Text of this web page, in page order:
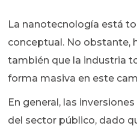
La nanotecnología está
conceptual. No obstante,
también que la industria
forma masiva en este
En general, las
del sector público, dado